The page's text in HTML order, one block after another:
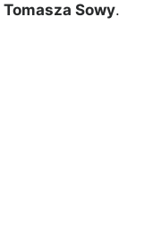
Tomasza Sowy.